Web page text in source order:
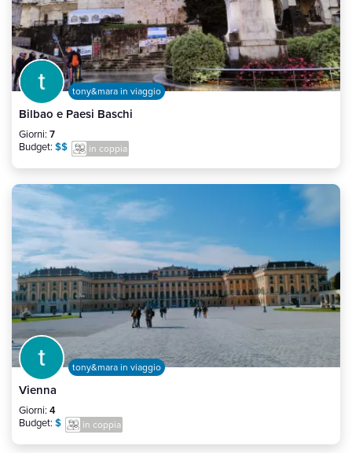
tony&mara in viaggio
Bilbao e Paesi Baschi
Giorni: 7
Budget: $$ in coppia
tony&mara in viaggio
Vienna
Giorni: 4
Budget: $ in coppia